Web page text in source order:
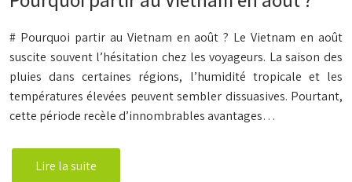
# Pourquoi partir au Vietnam en août ? Le Vietnam en août
suscite souvent l’hésitation chez les voyageurs. La saison des
pluies dans certaines régions, l’humidité tropicale et les
températures élevées peuvent sembler dissuasives. Pourtant,
cette période recèle d’innombrables avantages…
Lire la suite